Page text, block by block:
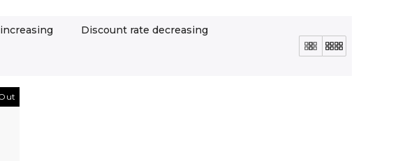
Discount rate decreasing